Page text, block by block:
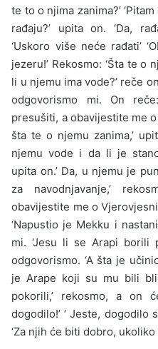
te to o njima zanima?’
rađaju?’ upita on. ‘Da,
‘Uskoro više neće rađati’
jezeru!’ Rekosmo: ‘Šta te o
li u njemu ima vode?’ reče
odgovorismo mi. On
presušiti, a obavijestite me o
šta te o njemu zanima,’
njemu vode i da li je
upita on.’ Da, u njemu je
za navodnjavanje,’
obavijestite me o
‘Napustio je Mekku i
mi. ‘Jesu li se Arapi borili
odgovorismo. ‘A šta je
je Arape koji su mu bili
pokorili,’ rekosmo, a on
dogodilo!’ ‘ Jeste, dogodilo
‘Za njih će biti dobro, ukoliko